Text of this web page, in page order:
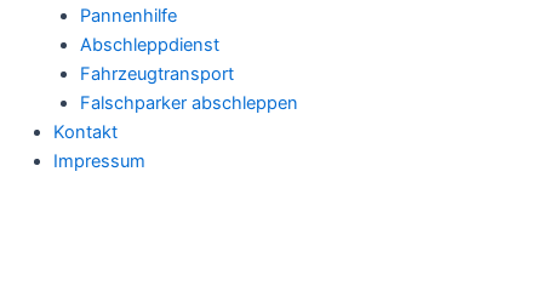
Pannenhilfe
Abschleppdienst
Fahrzeugtransport
Falschparker abschleppen
Kontakt
Impressum